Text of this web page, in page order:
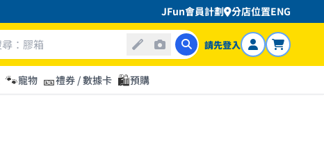
JFun會員計劃 分店位置ENG
請先登入
🐾寵物 🎫禮券 / 數據卡 🛍️預購